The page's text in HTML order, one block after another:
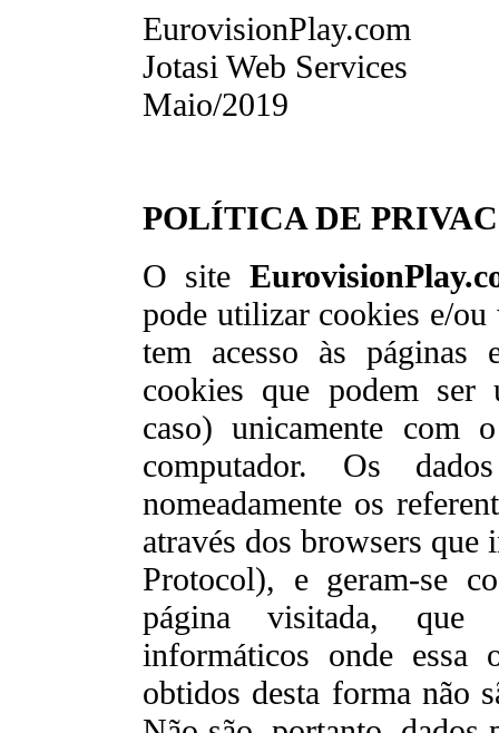
EurovisionPlay.com
Jotasi Web Services
Maio/2019
POLÍTICA DE
O site
pode utilizar cookies e/ou
tem acesso às páginas
cookies que podem ser
caso) unicamente com
computador. Os
nomeadamente os
através dos browsers
Protocol), e geram-se
página visitada, que
informáticos onde essa
obtidos desta forma não